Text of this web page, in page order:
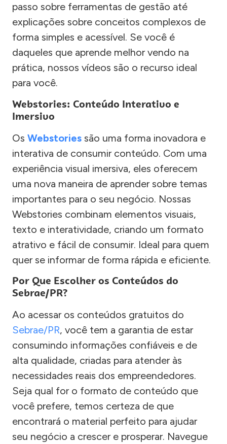
passo sobre ferramentas de gestão até
explicações sobre conceitos complexos de
forma simples e acessível. Se você é
daqueles que aprende melhor vendo na
prática, nossos vídeos são o recurso ideal
para você.
Webstories: Conteúdo Interativo e
Imersivo
Os Webstories são uma forma inovadora e
interativa de consumir conteúdo. Com uma
experiência visual imersiva, eles oferecem
uma nova maneira de aprender sobre temas
importantes para o seu negócio. Nossas
Webstories combinam elementos visuais,
texto e interatividade, criando um formato
atrativo e fácil de consumir. Ideal para quem
quer se informar de forma rápida e eficiente.
Por Que Escolher os Conteúdos do
Sebrae/PR?
Ao acessar os conteúdos gratuitos do
Sebrae/PR, você tem a garantia de estar
consumindo informações confiáveis e de
alta qualidade, criadas para atender às
necessidades reais dos empreendedores.
Seja qual for o formato de conteúdo que
você prefere, temos certeza de que
encontrará o material perfeito para ajudar
seu negócio a crescer e prosperar. Navegue